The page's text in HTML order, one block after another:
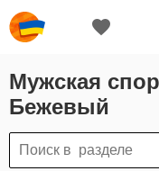
Мужская
Бежевый